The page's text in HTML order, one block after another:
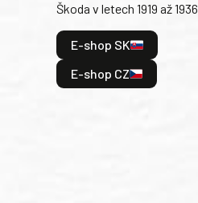
Škoda v letech 1919 až
E-shop SK
E-shop CZ